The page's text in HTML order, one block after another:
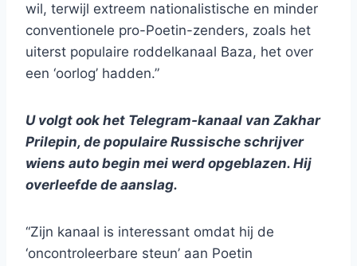
wil, terwijl extreem nationalistische en minder
conventionele pro-Poetin-zenders, zoals het
uiterst populaire roddelkanaal Baza, het over
een ‘oorlog’ hadden.”
U volgt ook het Telegram-kanaal van Zakhar
Prilepin, de populaire Russische schrijver
wiens auto begin mei werd opgeblazen. Hij
overleefde de aanslag.
“Zijn kanaal is interessant omdat hij de
‘oncontroleerbare steun’ aan Poetin